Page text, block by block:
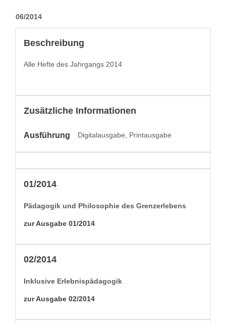
06/2014
Beschreibung
Alle Hefte des Jahrgangs 2014
Zusätzliche Informationen
Ausführung Digitalausgabe, Printausgabe
01/2014
Päd­a­gogik und Philoso­phie des Grenzerlebens
zur Aus­gabe 01/2014
02/2014
Inklu­sive Erlebnispädagogik
zur Aus­gabe 02/2014